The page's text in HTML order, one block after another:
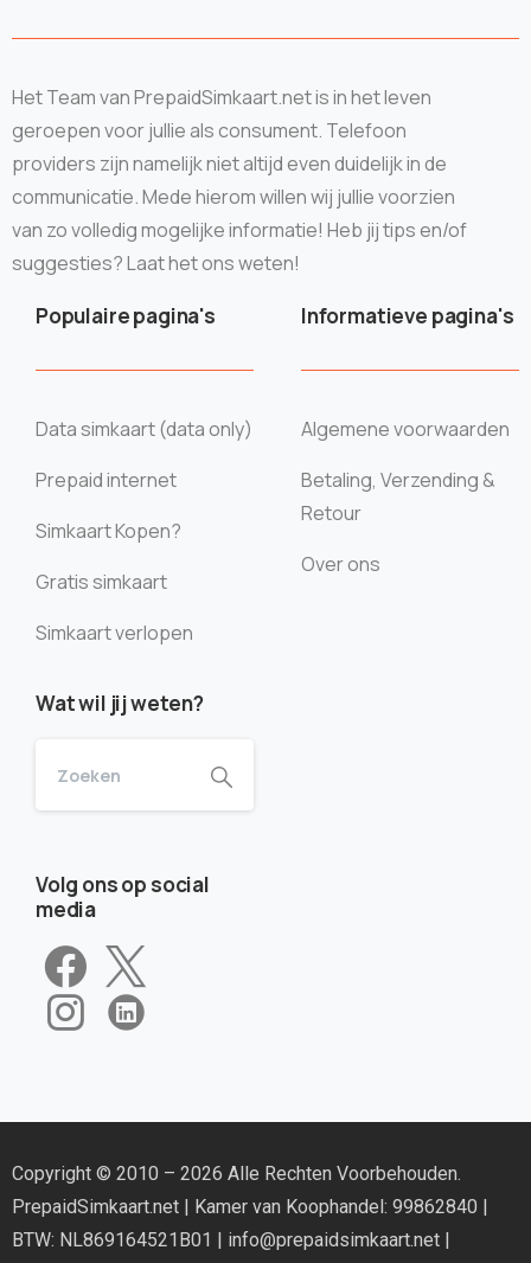
Het Team van PrepaidSimkaart.net is in het leven
geroepen voor jullie als consument. Telefoon
providers zijn namelijk niet altijd even duidelijk in de
communicatie. Mede hierom willen wij jullie voorzien
van zo volledig mogelijke informatie! Heb jij tips en/of
suggesties? Laat het ons weten!
Populaire pagina's
Data simkaart (data only)
Prepaid internet
Simkaart Kopen?
Gratis simkaart
Simkaart verlopen
Informatieve pagina's
Algemene voorwaarden
Betaling, Verzending &
Retour
Over ons
Wat wil jij weten?
Volg ons op social
media
Copyright © 2010 – 2026 Alle Rechten Voorbehouden.
PrepaidSimkaart.net | Kamer van Koophandel: 99862840 |
BTW: NL869164521B01 | info@prepaidsimkaart.net |